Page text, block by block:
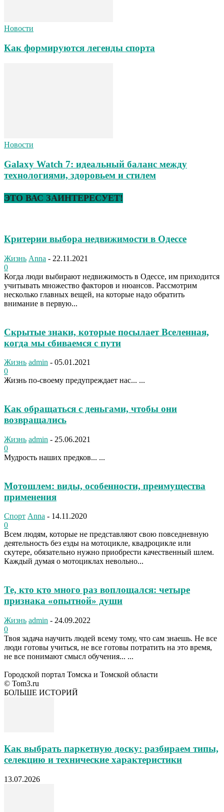
Новости
Как формируются легенды спорта
Новости
Galaxy Watch 7: идеальный баланс между
технологиями, здоровьем и стилем
ЭТО ВАС ЗАИНТЕРЕСУЕТ!
Критерии выбора недвижимости в Одессе
Жизнь Anna - 22.11.2021
0
Когда люди выбирают недвижимость в Одессе, им приходится
учитывать множество факторов и нюансов. Рассмотрим
несколько главных вещей, на которые надо обратить
внимание в первую...
Скрытые знаки, которые посылает Вселенная,
когда мы сбиваемся с пути
Жизнь admin - 05.01.2021
0
Жизнь по-своему предупреждает нас... ...
Как обращаться с деньгами, чтобы они
возвращались
Жизнь admin - 25.06.2021
0
Мудрость наших предков... ...
Мотошлем: виды, особенности, преимущества
применения
Спорт Anna - 14.11.2020
0
Всем людям, которые не представляют свою повседневную
деятельность без езды на мотоцикле, квадроцикле или
скутере, обязательно нужно приобрести качественный шлем.
Каждый думая о мотоциклах невольно...
Те, кто кто много раз воплощался: четыре
признака «опытной» души
Жизнь admin - 24.09.2022
0
Твоя задача научить людей всему тому, что сам знаешь. Не все
люди готовы учиться, не все готовы потратить на это время,
не все понимают смысл обучения... ...
Городской портал Томска и Томской области
© Tom3.ru
БОЛЬШЕ ИСТОРИЙ
Как выбрать паркетную доску: разбираем типы,
селекцию и технические характеристики
13.07.2026